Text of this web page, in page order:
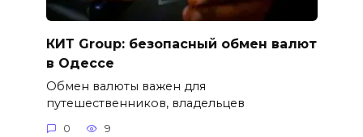
КИТ Group: безопасный обмен валют
в Одессе
Обмен валюты важен для
путешественников, владельцев
0 9